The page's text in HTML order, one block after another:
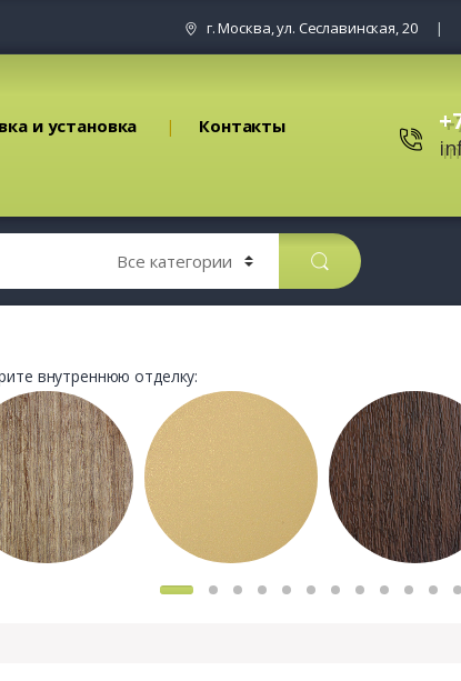
г. Москва, ул. Сеславинская, 20
и установка Контакты
внутреннюю отделку: